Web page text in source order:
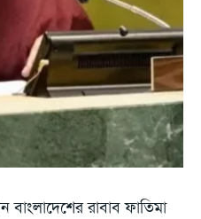
বাংলাদেশের রাবাব ফাতিমা